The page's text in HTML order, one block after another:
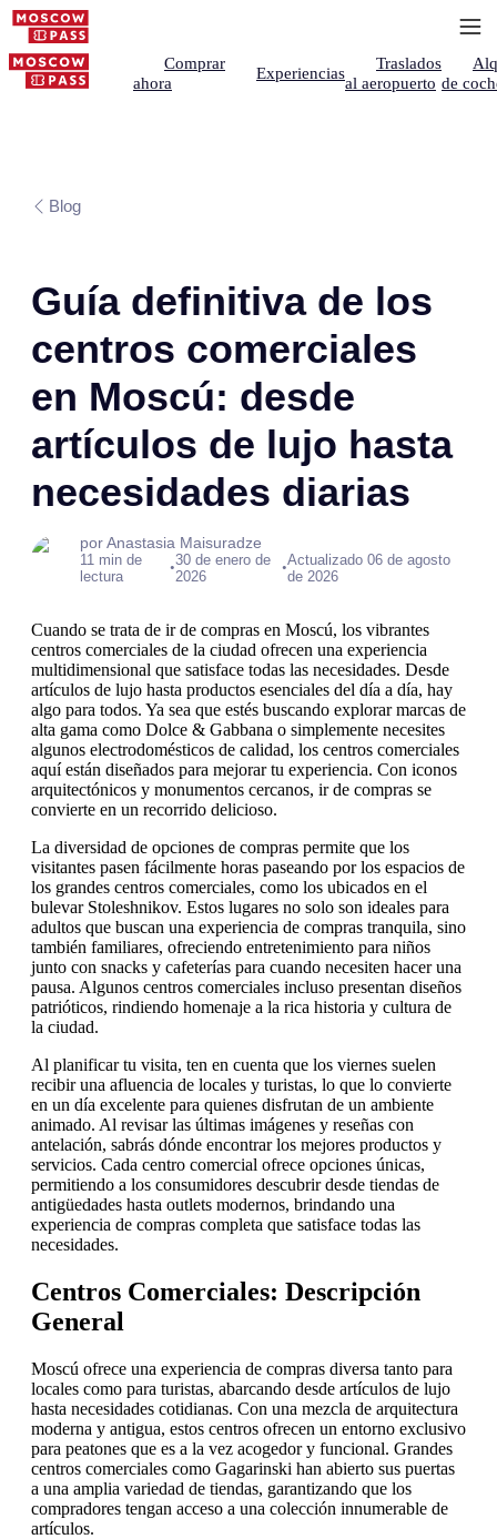
Comprar
ahora
Experiencias
Traslados
al aeropuerto de
Blog
Guía definitiva de los
centros comerciales
en Moscú: desde
artículos de lujo hasta
necesidades diarias
por Anastasia Maisuradze
11 min de
lectura
•30 de enero de
2026
•Actualizado 06 de agosto
de 2026
Cuando se trata de ir de compras en Moscú, los vibrantes
centros comerciales de la ciudad ofrecen una experiencia
multidimensional que satisface todas las necesidades. Desde
artículos de lujo hasta productos esenciales del día a día, hay
algo para todos. Ya sea que estés buscando explorar marcas de
alta gama como Dolce & Gabbana o simplemente necesites
algunos electrodomésticos de calidad, los centros comerciales
aquí están diseñados para mejorar tu experiencia. Con iconos
arquitectónicos y monumentos cercanos, ir de compras se
convierte en un recorrido delicioso.
La diversidad de opciones de compras permite que los
visitantes pasen fácilmente horas paseando por los espacios de
los grandes centros comerciales, como los ubicados en el
bulevar Stoleshnikov. Estos lugares no solo son ideales para
adultos que buscan una experiencia de compras tranquila, sino
también familiares, ofreciendo entretenimiento para niños
junto con snacks y cafeterías para cuando necesiten hacer una
pausa. Algunos centros comerciales incluso presentan diseños
patrióticos, rindiendo homenaje a la rica historia y cultura de
la ciudad.
Al planificar tu visita, ten en cuenta que los viernes suelen
recibir una afluencia de locales y turistas, lo que lo convierte
en un día excelente para quienes disfrutan de un ambiente
animado. Al revisar las últimas imágenes y reseñas con
antelación, sabrás dónde encontrar los mejores productos y
servicios. Cada centro comercial ofrece opciones únicas,
permitiendo a los consumidores descubrir desde tiendas de
antigüedades hasta outlets modernos, brindando una
experiencia de compras completa que satisface todas las
necesidades.
Centros Comerciales: Descripción
General
Moscú ofrece una experiencia de compras diversa tanto para
locales como para turistas, abarcando desde artículos de lujo
hasta necesidades cotidianas. Con una mezcla de arquitectura
moderna y antigua, estos centros ofrecen un entorno exclusivo
para peatones que es a la vez acogedor y funcional. Grandes
centros comerciales como Gagarinski han abierto sus puertas
a una amplia variedad de tiendas, garantizando que los
compradores tengan acceso a una colección innumerable de
artículos.